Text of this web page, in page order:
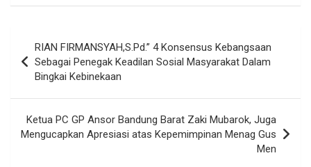
ce
b
o
o
k
at
s
A
p
p
ke
dI
n
navigation
RIAN FIRMANSYAH,S.Pd.” 4 Konsensus Kebangsaan
Sebagai Penegak Keadilan Sosial Masyarakat Dalam
Bingkai Kebinekaan
Ketua PC GP Ansor Bandung Barat Zaki Mubarok, Juga
Mengucapkan Apresiasi atas Kepemimpinan Menag Gus
Men